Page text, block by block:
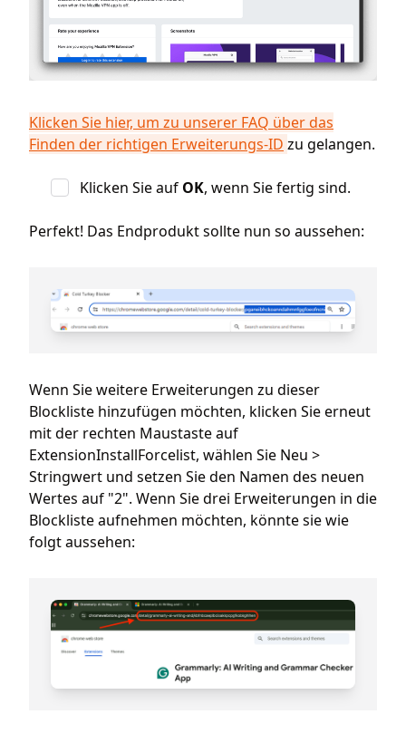
Klicken Sie hier, um zu unserer FAQ über das
Finden der richtigen Erweiterungs-ID zu gelangen.
Klicken Sie auf OK, wenn Sie fertig sind.
Perfekt! Das Endprodukt sollte nun so aussehen:
Wenn Sie weitere Erweiterungen zu dieser
Blockliste hinzufügen möchten, klicken Sie erneut
mit der rechten Maustaste auf
ExtensionInstallForcelist, wählen Sie Neu >
Stringwert und setzen Sie den Namen des neuen
Wertes auf "2". Wenn Sie drei Erweiterungen in die
Blockliste aufnehmen möchten, könnte sie wie
folgt aussehen: